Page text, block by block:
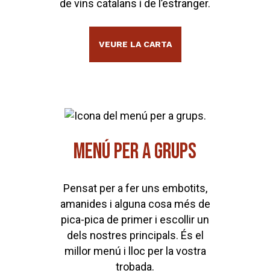
de vins catalans i de l’estranger.
VEURE LA CARTA
MENÚ PER A GRUPS
Pensat per a fer uns embotits,
amanides i alguna cosa més de
pica-pica de primer i escollir un
dels nostres principals. És el
millor menú i lloc per la vostra
trobada.